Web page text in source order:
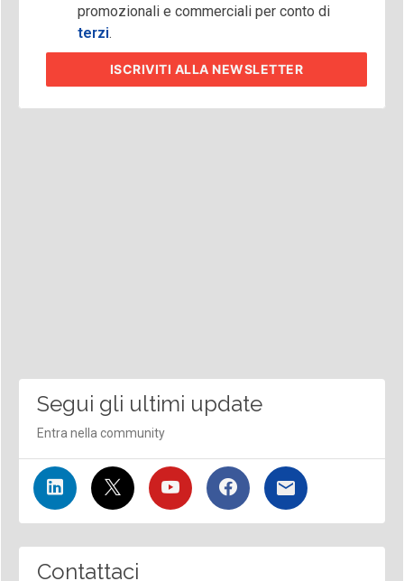
promozionali e commerciali per conto di
terzi.
ISCRIVITI ALLA NEWSLETTER
Segui gli ultimi update
Entra nella community
Contattaci